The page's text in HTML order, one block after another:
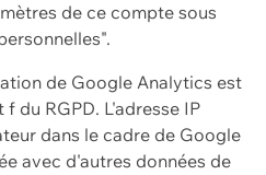
de ce compte sous
de Google Analytics est
du RGPD. L'adresse IP
dans le cadre de Google
avec d'autres données de